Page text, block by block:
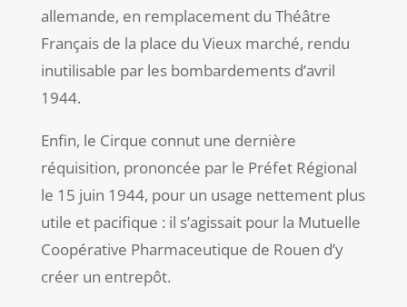
allemande, en remplacement du Théâtre
Français de la place du Vieux marché, rendu
inutilisable par les bombardements d’avril
1944.
Enfin, le Cirque connut une dernière
réquisition, prononcée par le Préfet Régional
le 15 juin 1944, pour un usage nettement plus
utile et pacifique : il s’agissait pour la Mutuelle
Coopérative Pharmaceutique de Rouen d’y
créer un entrepôt.